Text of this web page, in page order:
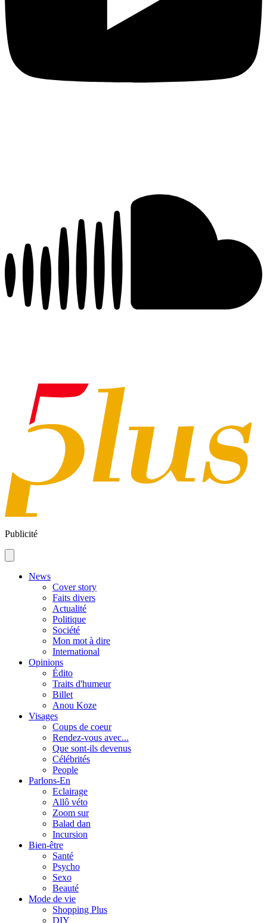
Publicité
News
Cover story
Faits divers
Actualité
Politique
Société
Mon mot à dire
International
Opinions
Édito
Traits d'humeur
Billet
Anou Koze
Visages
Coups de coeur
Rendez-vous avec...
Que sont-ils devenus
Célébrités
People
Parlons-En
Eclairage
Allô véto
Zoom sur
Balad dan
Incursion
Bien-être
Santé
Psycho
Sexo
Beauté
Mode de vie
Shopping Plus
DIY